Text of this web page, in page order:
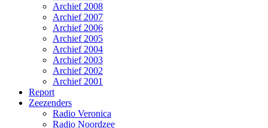
Archief 2008
Archief 2007
Archief 2006
Archief 2005
Archief 2004
Archief 2003
Archief 2002
Archief 2001
Report
Zeezenders
Radio Veronica
Radio Noordzee